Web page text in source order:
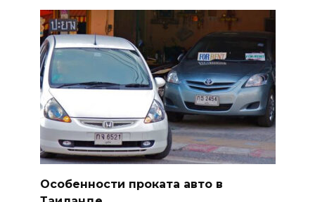
Особенности проката авто в